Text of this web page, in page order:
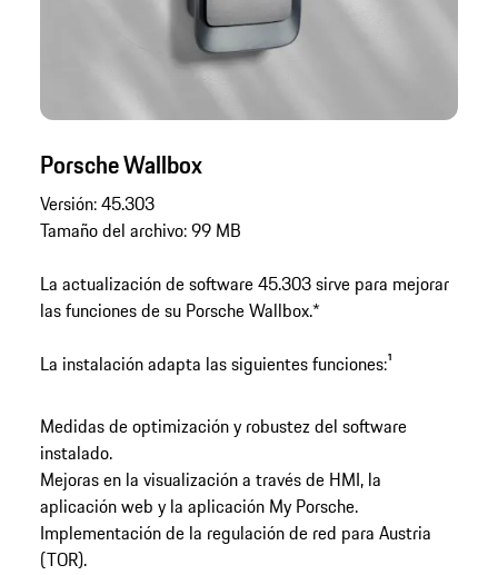
Porsche Wallbox
Versión: 45.303
Tamaño del archivo: 99 MB
La actualización de software 45.303 sirve para mejorar
las funciones de su Porsche Wallbox.*
La instalación adapta las siguientes funciones:¹
Medidas de optimización y robustez del software
instalado.
Mejoras en la visualización a través de HMI, la
aplicación web y la aplicación My Porsche.
Implementación de la regulación de red para Austria
(TOR).